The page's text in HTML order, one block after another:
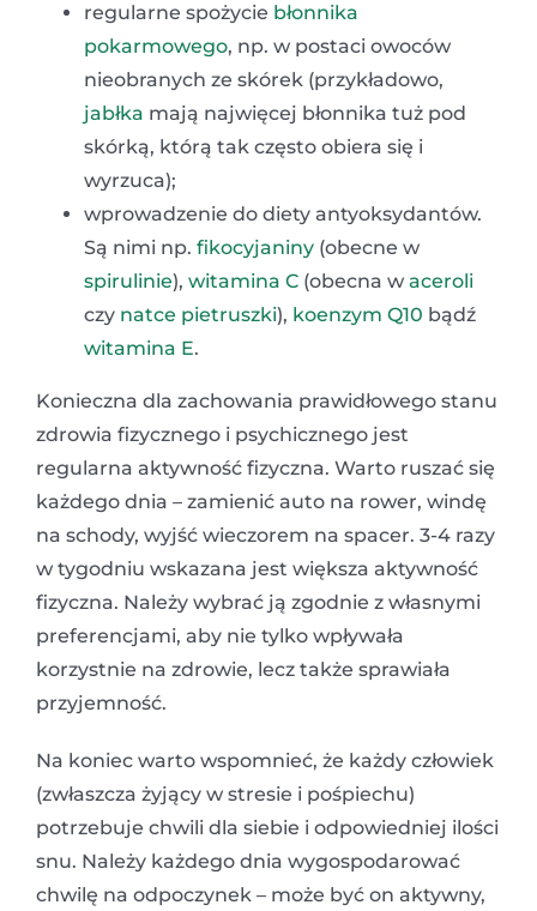
regularne spożycie błonnika
pokarmowego, np. w postaci owoców
nieobranych ze skórek (przykładowo,
jabłka mają najwięcej błonnika tuż pod
skórką, którą tak często obiera się i
wyrzuca);
wprowadzenie do diety antyoksydantów.
Są nimi np. fikocyjaniny (obecne w
spirulinie), witamina C (obecna w aceroli
czy natce pietruszki), koenzym Q10 bądź
witamina E.
Konieczna dla zachowania prawidłowego stanu
zdrowia fizycznego i psychicznego jest
regularna aktywność fizyczna. Warto ruszać się
każdego dnia – zamienić auto na rower, windę
na schody, wyjść wieczorem na spacer. 3-4 razy
w tygodniu wskazana jest większa aktywność
fizyczna. Należy wybrać ją zgodnie z własnymi
preferencjami, aby nie tylko wpływała
korzystnie na zdrowie, lecz także sprawiała
przyjemność.
Na koniec warto wspomnieć, że każdy człowiek
(zwłaszcza żyjący w stresie i pośpiechu)
potrzebuje chwili dla siebie i odpowiedniej ilości
snu. Należy każdego dnia wygospodarować
chwilę na odpoczynek – może być on aktywny,